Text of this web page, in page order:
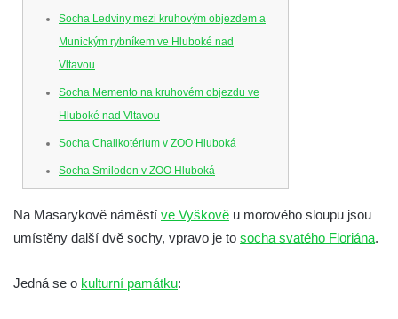
Socha Ledviny mezi kruhovým objezdem a
Munickým rybníkem ve Hluboké nad
Vltavou
Socha Memento na kruhovém objezdu ve
Hluboké nad Vltavou
Socha Chalikotérium v ZOO Hluboká
Socha Smilodon v ZOO Hluboká
Socha Koroun bezzubý v ZOO Hluboká
Socha Medvěd jeskynní v ZOO Hluboká
Na Masarykově náměstí ve Vyškově u morového sloupu jsou
umístěny další dvě sochy, vpravo je to socha svatého Floriána.
Jedná se o kulturní památku: